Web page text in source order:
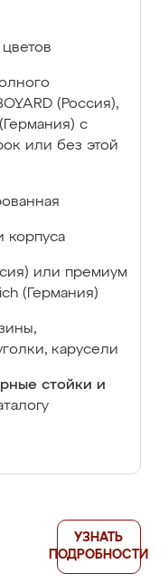
(Россия),
с
или без этой
корпуса
или премиум
(Германия)
карусели
стойки и
УЗНАТЬ
ПОДРОБНОСТИ